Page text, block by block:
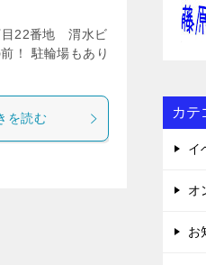
目22番地 渭水ビ
！ 駐輪場もあり
を読む カテ
イ
オ
お